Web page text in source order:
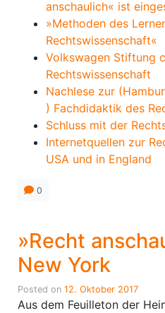
anschaulich« ist
»Methoden des
Rechtswissenschaft«
Volkswagen Stiftung
Rechtswissenschaft
Nachlese zur
) Fachdidaktik des
Schluss mit der
Internetquellen zur
USA und in England
0
»Recht
New York
Posted on 12. Oktober 2017
Aus dem Feuilleton der